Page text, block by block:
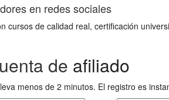
en redes sociales
cursos de calidad real, certificación
de afiliado
menos de 2 minutos. El registro es